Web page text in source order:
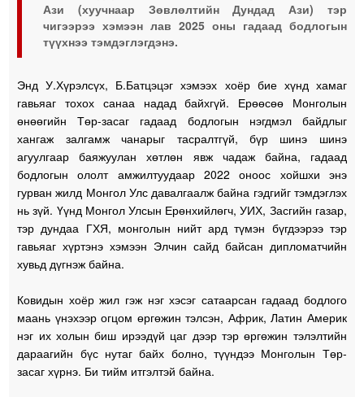
Ази (хуучнаар Зөвлөлтийн Дундад Ази) тэр
чигээрээ хэмээн лав 2025 оны гадаад бодлогын
түүхнээ тэмдэглэгдэнэ.
Энд У.Хүрэлсүх, Б.Батцэцэг хэмээх хоёр бие хүнд хамаг
гавьяаг тохох санаа надад байхгүй. Ерөөсөө Монголын
өнөөгийн Төр-засаг гадаад бодлогын нэгдмэл байдлыг
хангаж залгамж чанарыг тасралтгүй, бүр шинэ шинэ
агуулгаар баяжуулан хөтлөн явж чадаж байна, гадаад
бодлогын ололт амжилтуудаар 2022 оноос хойшхи энэ
гурван жилд Монгол Улс давалгаалж байна гэдгийг тэмдэглэх
нь зүй. Үүнд Монгол Улсын Ерөнхийлөгч, УИХ, Засгийн газар,
тэр дундаа ГХЯ, монголын нийт ард түмэн бүгдээрээ тэр
гавьяаг хүртэнэ хэмээн Элчин сайд байсан дипломатчийн
хувьд дүгнэж байна.
Ковидын хоёр жил гэж нэг хэсэг сатаарсан гадаад бодлого
маань үнэхээр огцом өргөжин тэлсэн, Африк, Латин Америк
нэг их холын биш ирээдүй цаг дээр тэр өргөжин тэлэлтийн
дараагийн бүс нутаг байх болно, түүндээ Монголын Төр-
засаг хүрнэ. Би тийм итгэлтэй байна.